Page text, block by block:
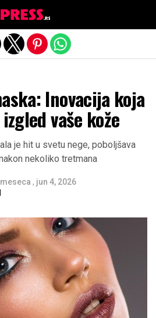
Inovacija koja
vaše kože
je hit u svetu nege, poboljšava
nekoliko tretmana
, jun 4, 2026
mobile version